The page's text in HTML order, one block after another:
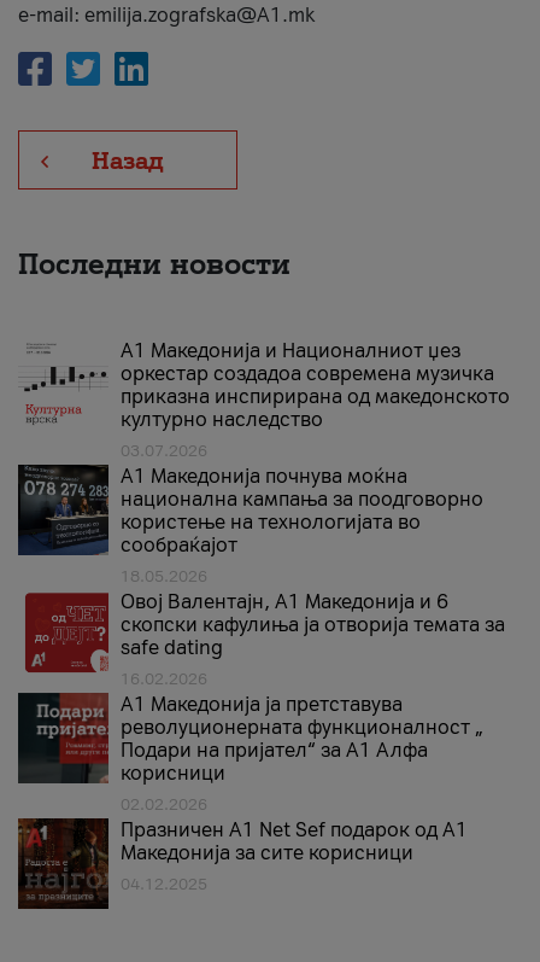
e-mail: emilija.zografska@A1.mk
Назад
Последни новости
А1 Македонија и Националниот џез
оркестар создадоа современа музичка
приказна инспирирана од македонското
културно наследство
03.07.2026
A1 Македонија почнува моќна
национална кампања за поодговорно
користење на технологијата во
сообраќајот
18.05.2026
Овој Валентајн, A1 Македонија и 6
скопски кафулиња ја отворија темата за
safe dating
16.02.2026
А1 Македонија ја претставува
револуционерната функционалност „
Подари на пријател“ за А1 Алфа
корисници
02.02.2026
Празничен A1 Net Sеf подарок од А1
Македонија за сите корисници
04.12.2025